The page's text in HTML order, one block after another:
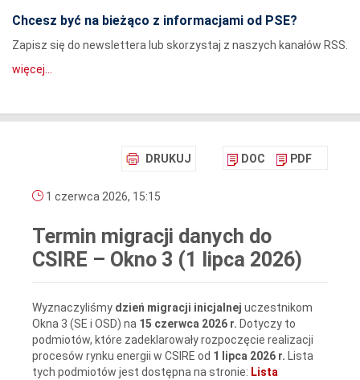
Chcesz być na bieżąco z informacjami od PSE?
Zapisz się do newslettera lub skorzystaj z naszych kanałów RSS.
więcej...
DRUKUJ DOC PDF
1 czerwca 2026, 15:15
Termin migracji danych do
CSIRE – Okno 3 (1 lipca 2026)
Wyznaczyliśmy dzień migracji inicjalnej uczestnikom
Okna 3 (SE i OSD) na 15 czerwca 2026 r. Dotyczy to
podmiotów, które zadeklarowały rozpoczęcie realizacji
procesów rynku energii w CSIRE od 1 lipca 2026 r. Lista
tych podmiotów jest dostępna na stronie: Lista